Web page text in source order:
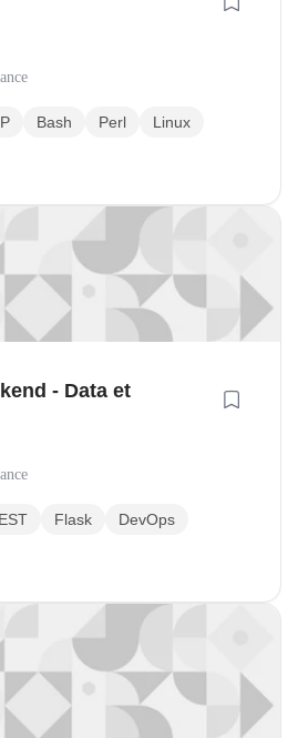
Bash Perl
Linux
- Data et
Flask
DevOps